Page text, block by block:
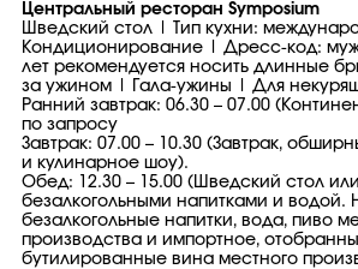
Центральный ресторан Symposium
Шведский стол | Тип кухни:
Кондиционирование | Дресс-код:
лет рекомендуется носить длинные
за ужином | Гала-ужины | Для
Ранний завтрак: 06.30 – 07.00
по запросу
Завтрак: 07.00 – 10.30 (Завтрак,
и кулинарное шоу).
Обед: 12.30 – 15.00 (Шведский стол
безалкогольными напитками и водой.
безалкогольные напитки, вода, пиво
производства и импортное,
бутилированные вина местного